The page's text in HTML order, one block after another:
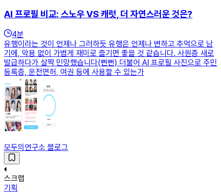
AI 프로필 비교: 스노우 VS 캐럿, 더 자연스러운 것은?
4분
유행이라는 것이 언제나 그러하듯 유행은 언제나 변하고 추억으로 남
기에, 악용 없이 가볍게 재미로 즐기면 좋을 것 같습니다. 사원증 새로
발급하다가 살짝 민망했습니다(뻔뻔) 더불어 AI 프로필 사진으로 주민
등록증, 운전면허, 여권 등에 사용할 수 있는가
모두의연구소 블로그
스크랩
기획